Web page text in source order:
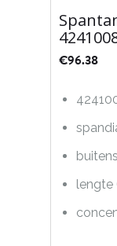
€96.38
lengte